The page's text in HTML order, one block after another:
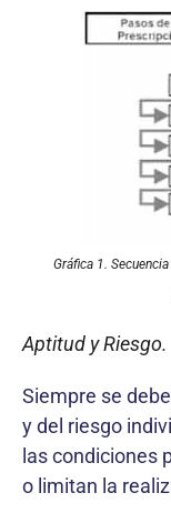
Gráfica 1.
Aptitud y Riesgo.
Siempre se
y del riesgo
las condiciones
o limitan la